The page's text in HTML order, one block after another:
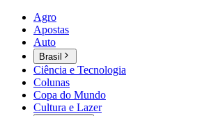
Agro
Apostas
Auto
Brasil
Ciência e Tecnologia
Colunas
Copa do Mundo
Cultura e Lazer